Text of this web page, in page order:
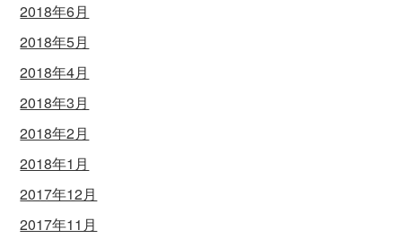
2018年6月
2018年5月
2018年4月
2018年3月
2018年2月
2018年1月
2017年12月
2017年11月